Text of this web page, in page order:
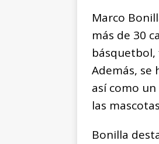
Marco
más de 30
Además, se
así como
las
Bonilla